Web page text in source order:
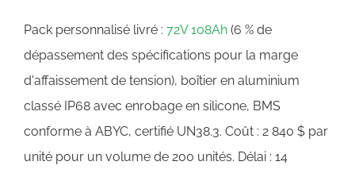
Pack personnalisé livré : 72V 108Ah (6 % de
dépassement des spécifications pour la marge
d'affaissement de tension), boîtier en aluminium
classé IP68 avec enrobage en silicone, BMS
conforme à ABYC, certifié UN38.3. Coût : 2 840 $ par
unité pour un volume de 200 unités. Délai : 14